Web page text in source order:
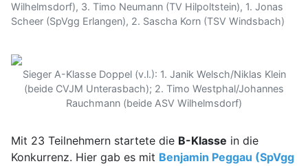
Wilhelmsdorf), 3. Timo Neumann (TV Hilpoltstein), 1. Jonas
Scheer (SpVgg Erlangen), 2. Sascha Korn (TSV Windsbach)
Sieger A-Klasse Doppel (v.l.): 1. Janik Welsch/Niklas Klein
(beide CVJM Unterasbach); 2. Timo Westphal/Johannes
Rauchmann (beide ASV Wilhelmsdorf)
Mit 23 Teilnehmern startete die B-Klasse in die
Konkurrenz. Hier gab es mit Benjamin Peggau (SpVgg